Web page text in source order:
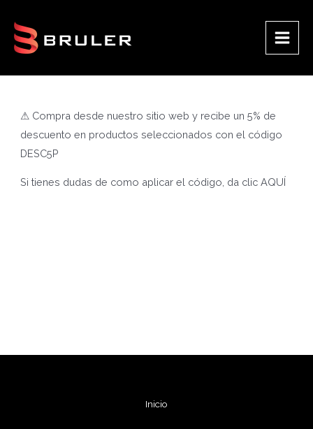
contenido
Main
⚠ Compra desde nuestro sitio web y recibe un 5% de
descuento en productos seleccionados con el código
DESC5P
Si tienes dudas de como aplicar el código, da clicAQUÍ
Inicio